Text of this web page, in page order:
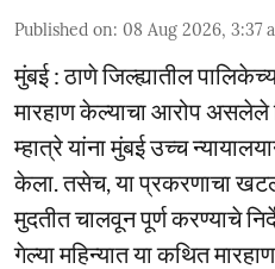
Published on: 08 Aug 2026, 3:37
मुंबई : ठाणे जिल्ह्यातील
मारहाण केल्याचा आरोप
म्हात्रे यांना मुंबई उच्च
केला. तसेच, या प्रकरणाचा
मुदतीत चालवून पूर्ण करण्याचे
गेल्या महिन्यात या कथित